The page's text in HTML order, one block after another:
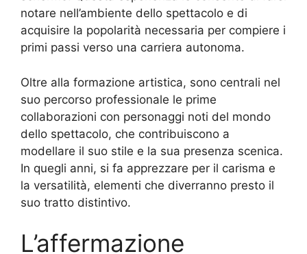
notare nell’ambiente dello spettacolo e di
acquisire la popolarità necessaria per compiere i
primi passi verso una carriera autonoma.
Oltre alla formazione artistica, sono centrali nel
suo percorso professionale le prime
collaborazioni con personaggi noti del mondo
dello spettacolo, che contribuiscono a
modellare il suo stile e la sua presenza scenica.
In quegli anni, si fa apprezzare per il carisma e
la versatilità, elementi che diverranno presto il
suo tratto distintivo.
L’affermazione